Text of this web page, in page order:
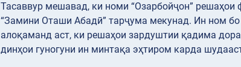
Тасаввур мешавад, ки номи “Озарбойҷон”
“Замини Оташи Абадӣ” тарҷума мекунад. Ин ном
алоқаманд аст, ки решаҳои зардуштии қадима
динҳои гуногуни ин минтақа эҳтиром карда